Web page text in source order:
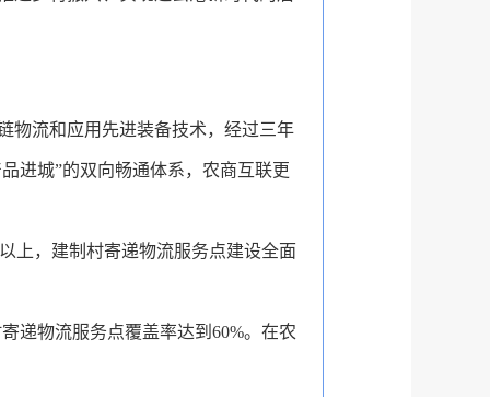
物流和应用先进装备技术，经过三年
进城”的双向畅通体系，农商互联更
上，建制村寄递物流服务点建设全面
递物流服务点覆盖率达到60%。在农